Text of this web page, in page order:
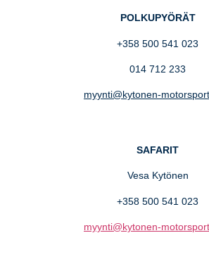
POLKUPYÖRÄT
+358 500 541 023
014 712 233
myynti@kytonen-
SAFARIT
Vesa Kytönen
+358 500 541 023
myynti@kytonen-